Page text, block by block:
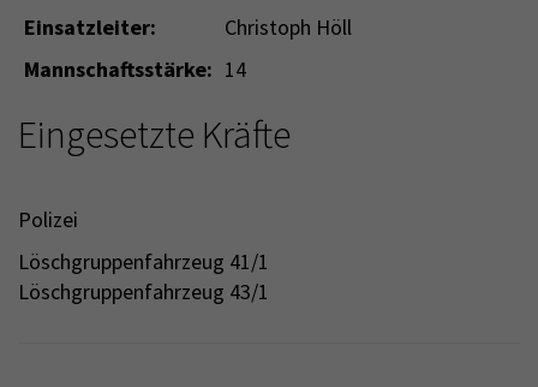
Einsatzleiter:
Christoph Höll
Mannschaftsstärke: 14
Eingesetzte Kräfte
Polizei
Löschgruppenfahrzeug 41/1
Löschgruppenfahrzeug 43/1